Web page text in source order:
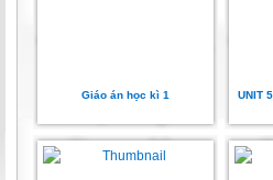
Giáo án học kì 1 UNIT